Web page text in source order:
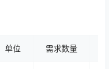
单位 需求数量